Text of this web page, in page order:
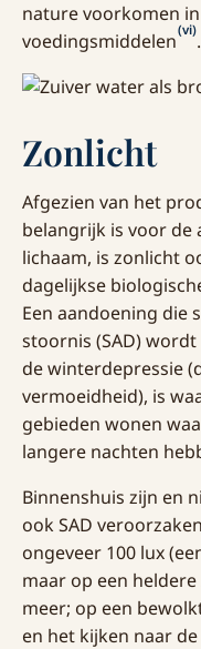
nature voorkomen
voedingsmiddelen(vi).
Zonlicht
Afgezien van het
belangrijk is voor de
lichaam, is zonlicht
dagelijkse
Een aandoening die
stoornis (SAD)
de winterdepressie
vermoeidheid), is
gebieden wonen
langere nachten
Binnenshuis zijn en
ook SAD
ongeveer 100 lux
maar op een
meer; op een
en het kijken naar